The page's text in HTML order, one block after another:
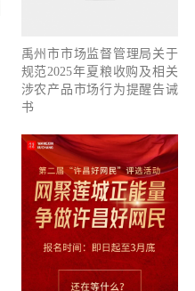
禹州市市场监督管理局关于
规范2025年夏粮收购及相关
涉农产品市场行为提醒告诫
书